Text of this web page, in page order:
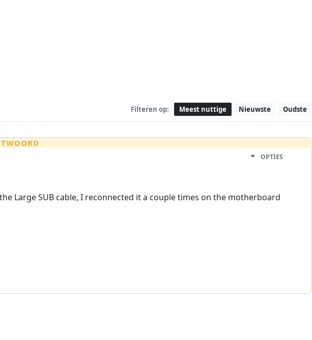
Filteren op: Meest nuttige Nieuwste Oudste
OPTIES
Large SUB cable, I reconnected it a couple times on the motherboard